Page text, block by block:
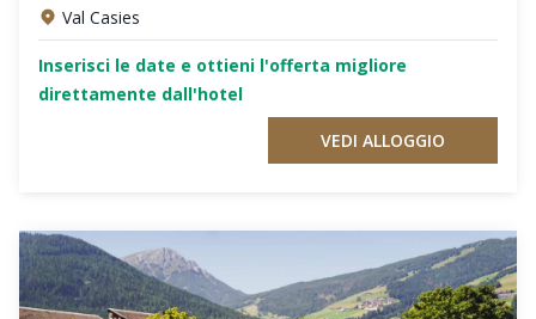
Val Casies
Inserisci le date e ottieni l'offerta migliore
direttamente dall'hotel
VEDI ALLOGGIO